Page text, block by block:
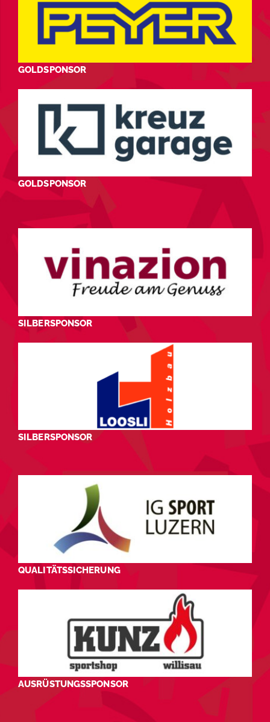
GOLDSPONSOR
GOLDSPONSOR
SILBERSPONSOR
SILBERSPONSOR
QUALITÄTSSICHERUNG
AUSRÜSTUNGSSPONSOR